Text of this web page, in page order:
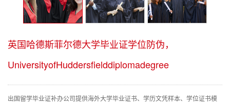
英国哈德斯菲尔德大学毕业证学位防伪，
UniversityofHuddersfielddiplomadegree
出国留学毕业证补办公司提供海外大学毕业证书、学历文凭样本、学位证书模